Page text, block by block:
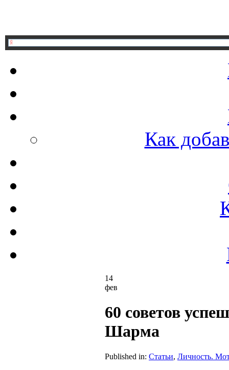
Как
14
фев
60 советов
Шарма
Published in: Статьи, Личность.